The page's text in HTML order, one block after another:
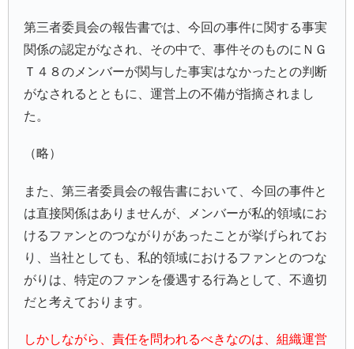
第三者委員会の報告書では、今回の事件に関する事実
関係の認定がなされ、その中で、事件そのものにＮＧ
Ｔ４８のメンバーが関与した事実はなかったとの判断
がなされるとともに、運営上の不備が指摘されまし
た。
（略）
また、第三者委員会の報告書において、今回の事件と
は直接関係はありませんが、メンバーが私的領域にお
けるファンとのつながりがあったことが挙げられてお
り、当社としても、私的領域におけるファンとのつな
がりは、特定のファンを優遇する行為として、不適切
だと考えております。
しかしながら、責任を問われるべきなのは、組織運営